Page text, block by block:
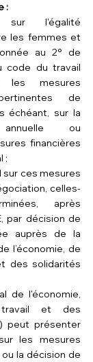
:
sur l'égalité
les femmes et
au 2° de
code du travail
mesures
de
échéant, sur la
annuelle ou
financières
;
sur ces mesures
celles-
après
par décision de
auprès de la
l’économie, de
des solidarités
de l'économie,
et des
peut présenter
les mesures
la décision de